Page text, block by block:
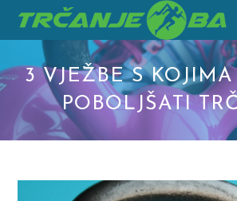
3 VJEŽBE S
POBOLJŠATI